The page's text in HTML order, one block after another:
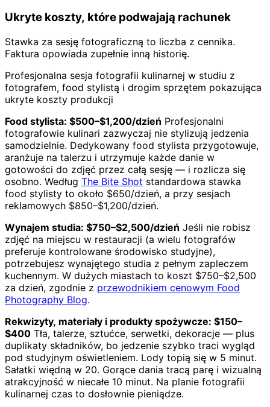
Ukryte koszty, które podwajają rachunek
Stawka za sesję fotograficzną to liczba z cennika.
Faktura opowiada zupełnie inną historię.
Profesjonalna sesja fotografii kulinarnej w studiu z
fotografem, food stylistą i drogim sprzętem pokazująca
ukryte koszty produkcji
Food stylista: $500–$1,200/dzień Profesjonalni
fotografowie kulinari zazwyczaj nie stylizują jedzenia
samodzielnie. Dedykowany food stylista przygotowuje,
aranżuje na talerzu i utrzymuje każde danie w
gotowości do zdjęć przez całą sesję — i rozlicza się
osobno. Według The Bite Shot standardowa stawka
food stylisty to około $650/dzień, a przy sesjach
reklamowych $850–$1,200/dzień.
Wynajem studia: $750–$2,500/dzień Jeśli nie robisz
zdjęć na miejscu w restauracji (a wielu fotografów
preferuje kontrolowane środowisko studyjne),
potrzebujesz wynajętego studia z pełnym zapleczem
kuchennym. W dużych miastach to koszt $750–$2,500
za dzień, zgodnie z przewodnikiem cenowym Food
Photography Blog.
Rekwizyty, materiały i produkty spożywcze: $150–
$400 Tła, talerze, sztućce, serwetki, dekoracje — plus
duplikaty składników, bo jedzenie szybko traci wygląd
pod studyjnym oświetleniem. Lody topią się w 5 minut.
Sałatki więdną w 20. Gorące dania tracą parę i wizualną
atrakcyjność w niecałe 10 minut. Na planie fotografii
kulinarnej czas to dosłownie pieniądze.